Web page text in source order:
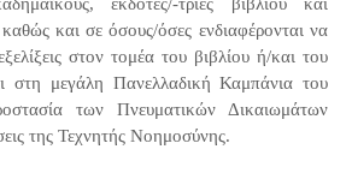
και σε όσους/όσες ενδιαφέρονται να
στον τομέα του βιβλίου ή/και του
στη μεγάλη Πανελλαδική Καμπάνια του
των Πνευματικών Δικαιωμάτων
της Τεχνητής Νοημοσύνης.